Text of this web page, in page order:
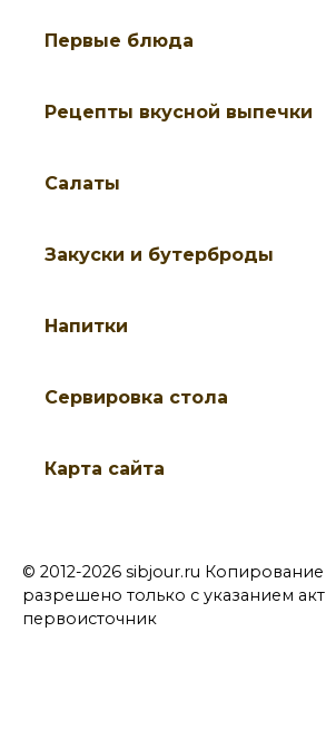
Первые блюда
Рецепты вкусной выпечки
Салаты
Закуски и бутерброды
Напитки
Cервировка стола
Карта сайта
© 2012-2026 sibjour.ru
разрешено только с указанием
первоисточник